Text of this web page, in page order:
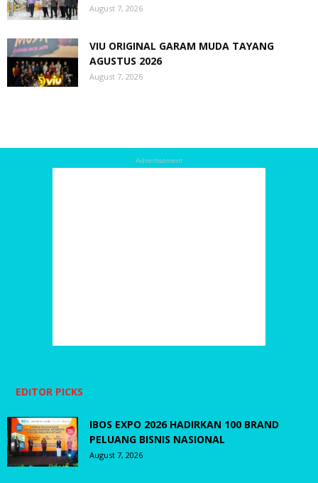
August 7, 2026
VIU ORIGINAL GARAM MUDA TAYANG
AGUSTUS 2026
August 7, 2026
Advertisement
EDITOR PICKS
IBOS EXPO 2026 HADIRKAN 100 BRAND
PELUANG BISNIS NASIONAL
August 7, 2026